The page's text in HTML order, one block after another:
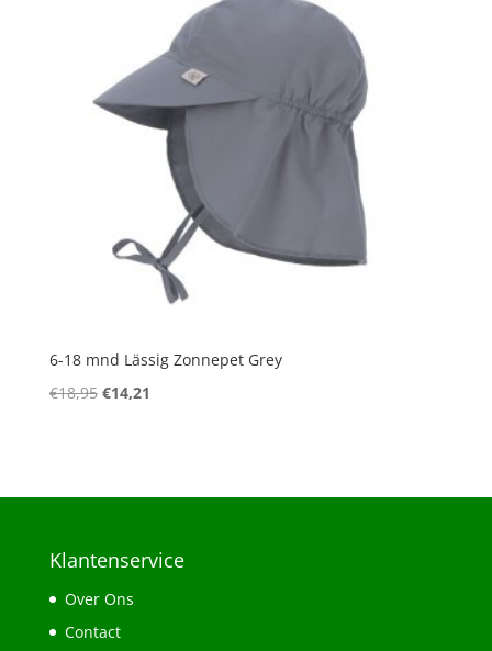
6-18 mnd Lässig Zonnepet Grey
€18,95 Oorspronkelijke
€14,21
Klantenservice
Over Ons
Contact